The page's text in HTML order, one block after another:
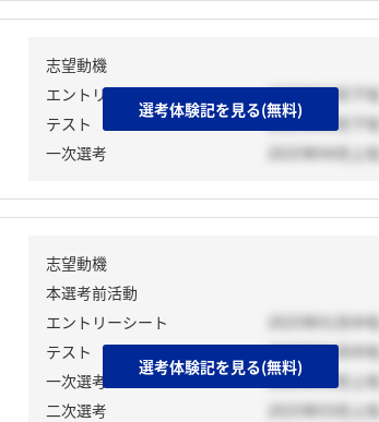
志望動機
エントリーシート
2025年03月下旬
テスト
2025年03月下旬
一次選考
2025年04月上旬
選考体験記を見る(無料)
志望動機
本選考前活動
エントリーシート
2025年01月中旬
テスト
2025年01月中旬
一次選考
2025年03月上旬
二次選考
2025年03月上旬
選考体験記を見る(無料)